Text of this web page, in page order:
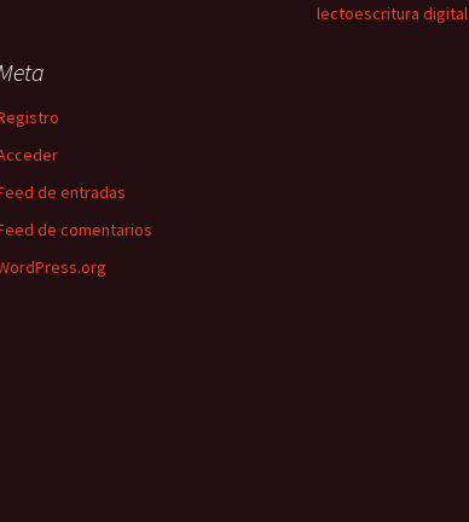
lectoescritura digital
de entradas
de comentarios